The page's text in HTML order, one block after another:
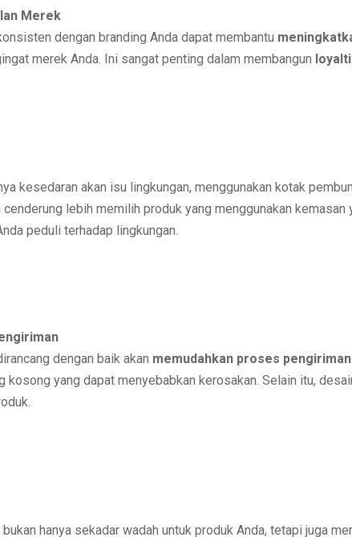
Merek
dengan branding Anda dapat membantu
merek Anda. Ini sangat penting dalam membangun
kesedaran akan isu lingkungan, menggunakan kotak
lebih memilih produk yang menggunakan kemasan
peduli terhadap lingkungan.
dengan baik akan memudahkan proses pengiriman
kosong yang dapat menyebabkan kerosakan. Selain itu,
hanya sekadar wadah untuk produk Anda, tetapi juga